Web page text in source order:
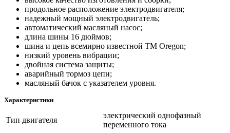
продольное расположение электродвигателя;
надежный мощный электродвигатель;
автоматический масляный насос;
длина шины 16 дюймов;
шина и цепь всемирно известной ТМ Oregon;
низкий уровень вибрации;
двойная система защиты;
аварийный тормоз цепи;
масляный бачок с указателем уровня.
Характеристики
Тип двигателя
электрический однофазный
переменного тока